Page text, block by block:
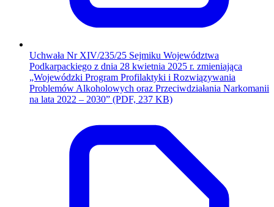
Uchwała Nr XIV/235/25 Sejmiku Województwa
Podkarpackiego z dnia 28 kwietnia 2025 r. zmieniająca
„Wojewódzki Program Profilaktyki i Rozwiązywania
Problemów Alkoholowych oraz Przeciwdziałania Narkomanii
na lata 2022 – 2030” (PDF, 237 KB)(otwiera się w nowym